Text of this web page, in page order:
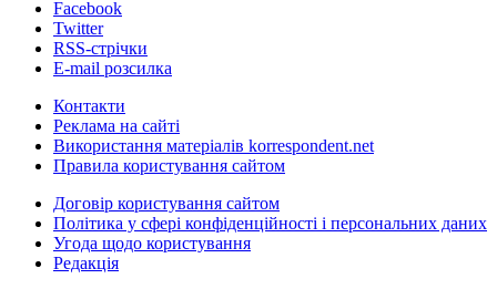
Facebook
Twitter
RSS-стрічки
E-mail розсилка
Контакти
Реклама на сайті
Використання матеріалів korrespondent.net
Правила користування сайтом
Договір користування сайтом
Політика у сфері конфіденційності і персональних даних
Угода щодо користування
Редакція